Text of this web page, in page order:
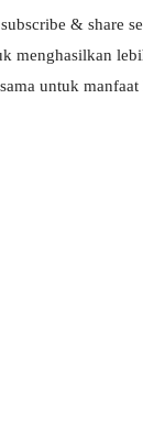
& share
menghasilkan
untuk